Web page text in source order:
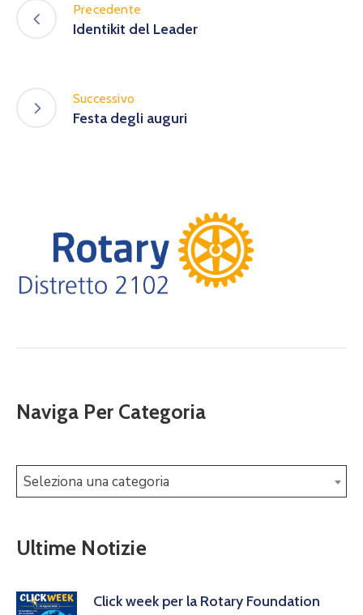
Precedente
Identikit del Leader
Successivo
Festa degli auguri
Naviga Per Categoria
Seleziona una categoria
Ultime Notizie
Click week per la Rotary Foundation